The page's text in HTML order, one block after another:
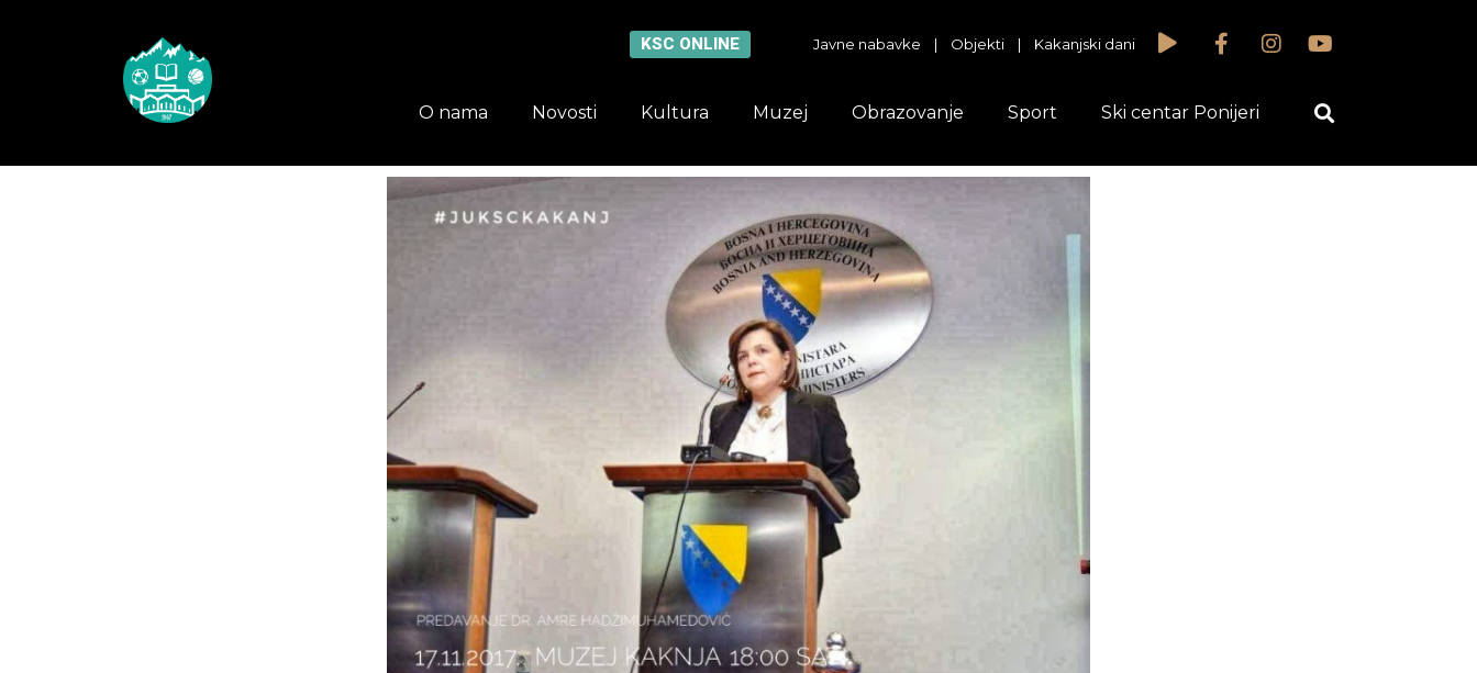
KSC ONLINE Javne nabavke | Objekti | Kakanjski dani
O nama Novosti Kultura Muzej Obrazovanje Sport Ski centar Ponijeri